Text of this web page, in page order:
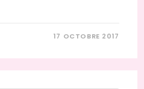
17 OCTOBRE 2017